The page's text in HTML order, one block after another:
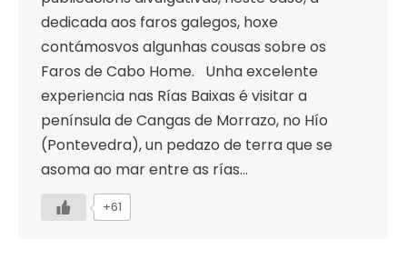
dedicada aos faros galegos, hoxe
contámosvos algunhas cousas sobre os
Faros de Cabo Home. Unha excelente
experiencia nas Rías Baixas é visitar a
península de Cangas de Morrazo, no Hío
(Pontevedra), un pedazo de terra que se
asoma ao mar entre as rías…
+61